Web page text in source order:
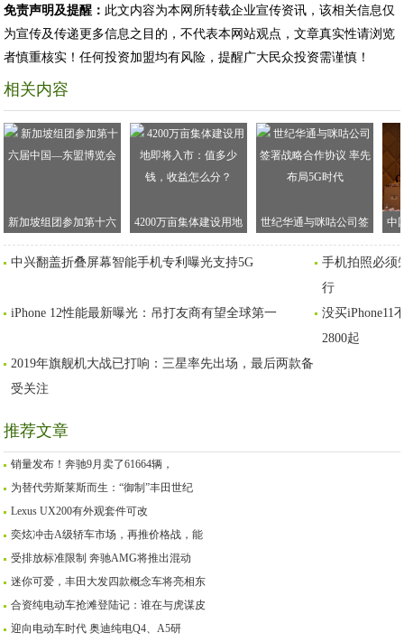
免责声明及提醒： 此文内容为本网所转载企业宣传资讯，该相关信息仅
为宣传及传递更多信息之目的，不代表本网站观点，文章真实性请浏览
者慎重核实！任何投资加盟均有风险，提醒广大民众投资需谨慎！
相关内容
新加坡组团参加第十六
届中国—东盟博览会
4200万亩集体建设用地
即将入市：值多少钱，
收益怎么分？
世纪华通与咪咕公司签
署战略合作协议 率先布
局5G时代
中
中兴翻盖折叠屏幕智能手机专利曝光支持5G
手机拍照必须
行
iPhone 12性能最新曝光：吊打友商有望全球第一
没买iPhone11
2800起
2019年旗舰机大战已打响：三星率先出场，最后两款备
受关注
推荐文章
销量发布！奔驰9月卖了61664辆，
为替代劳斯莱斯而生：“御制”丰田世纪
Lexus UX200有外观套件可改
奕炫冲击A级轿车市场，再推价格战，能
受排放标准限制 奔驰AMG将推出混动
迷你可爱，丰田大发四款概念车将亮相东
合资纯电动车抢滩登陆记：谁在与虎谋皮
迎向电动车时代 奥迪纯电Q4、A5研